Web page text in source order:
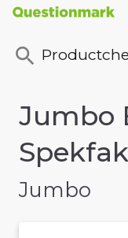
Jumbo
Jumbo